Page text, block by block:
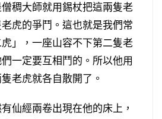
稠大師就用錫杖把這兩隻老
虎的爭鬥。這也就是我們常
」，一座山容不下第二隻老
一定要互相鬥的。所以他用
老虎就各自散開了。
經兩卷出現在他的床上，